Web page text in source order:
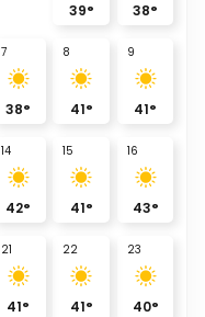
39° 38°
7
38°
8
41°
9
41°
14
42°
15
41°
16
43°
21
41°
22
41°
23
40°